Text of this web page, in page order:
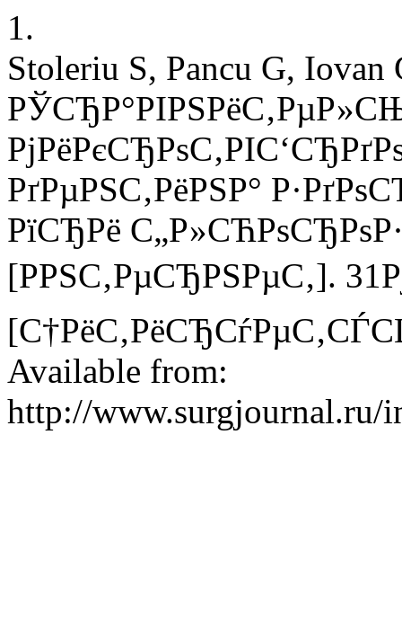
1.
Stoleriu S, Pancu G, Iovan
РґРµРЅС‚РёРЅР°
РїСЂРё
[РРЅС‚РµСЂРЅРµС‚].
Available from:
http://www.surgjournal.ru/